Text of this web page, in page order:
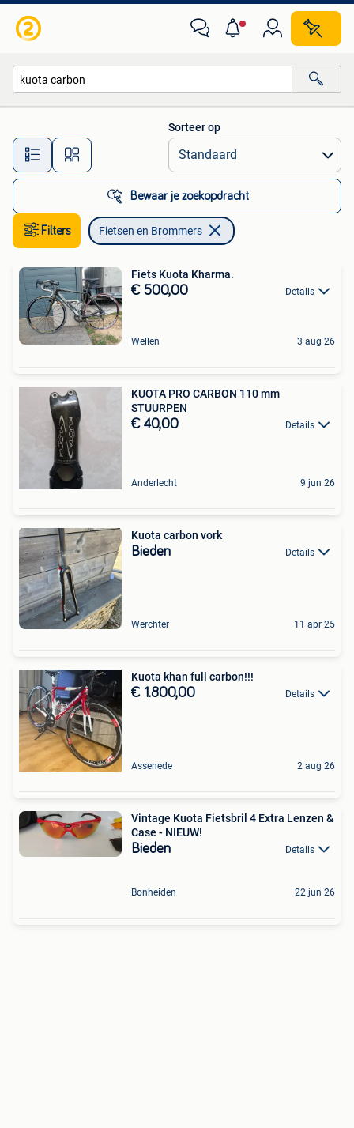
Alle afstanden…
Sorteer op
Bewaar je zoekopdracht
Filters Fietsen en Brommers
Fiets Kuota Kharma.
€ 500,00 Details
Wellen 3 aug 26
KUOTA PRO CARBON 110 mm
STUURPEN
€ 40,00 Details
Anderlecht 9 jun 26
Kuota carbon vork
Bieden Details
Werchter 11 apr 25
Kuota khan full carbon!!!
€ 1.800,00 Details
Assenede 2 aug 26
Vintage Kuota Fietsbril 4 Extra Lenzen &
Case - NIEUW!
Bieden Details
Bonheiden 22 jun 26